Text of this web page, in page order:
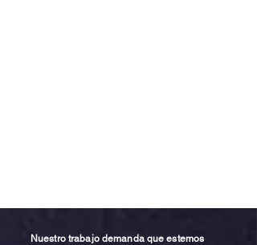
Nuestro trabajo demanda que estemos